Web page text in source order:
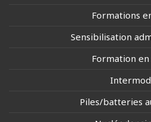
Formations
Sensibilisation
Formation
Piles/batteries